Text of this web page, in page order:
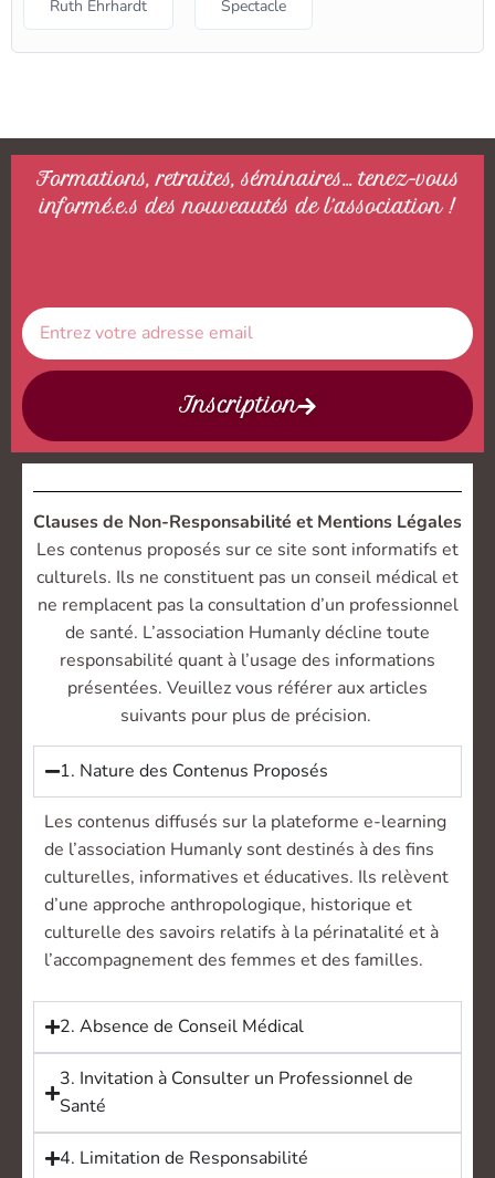
Ruth Ehrhardt Spectacle
Formations, retraites, séminaires… tenez-vous
informé.e.s des nouveautés de l’association !
Inscription
Clauses de Non-Responsabilité et Mentions Légales
Les contenus proposés sur ce site sont informatifs et
culturels. Ils ne constituent pas un conseil médical et
ne remplacent pas la consultation d’un professionnel
de santé. L’association Humanly décline toute
responsabilité quant à l’usage des informations
présentées. Veuillez vous référer aux articles
suivants pour plus de précision.
1. Nature des Contenus Proposés
Les contenus diffusés sur la plateforme e-learning
de l’association Humanly sont destinés à des fins
culturelles, informatives et éducatives. Ils relèvent
d’une approche anthropologique, historique et
culturelle des savoirs relatifs à la périnatalité et à
l’accompagnement des femmes et des familles.
2. Absence de Conseil Médical
3. Invitation à Consulter un Professionnel de
Santé
4. Limitation de Responsabilité